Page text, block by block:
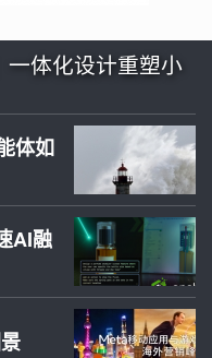
体化设计重塑小
体如
AI融